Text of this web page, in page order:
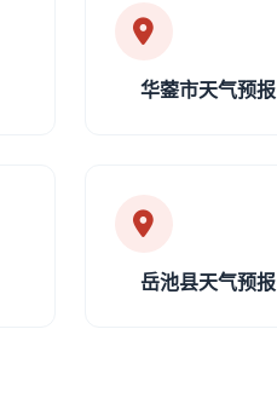
华蓥市天气预报
岳池县天气预报